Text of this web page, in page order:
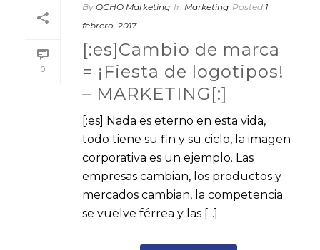
0
By OCHO Marketing In Marketing Posted 1
febrero, 2017
[:es]Cambio de marca
= ¡Fiesta de logotipos!
– MARKETING[:]
[:es] Nada es eterno en esta vida,
todo tiene su fin y su ciclo, la imagen
corporativa es un ejemplo. Las
empresas cambian, los productos y
mercados cambian, la competencia
se vuelve férrea y las [...]